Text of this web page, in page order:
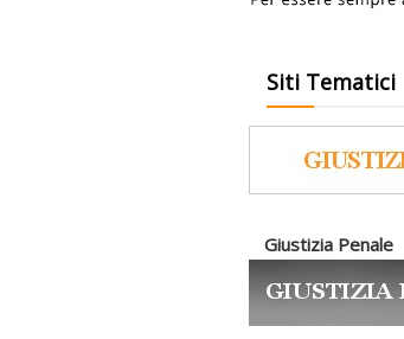
Siti Tematici
Giustizia Penale